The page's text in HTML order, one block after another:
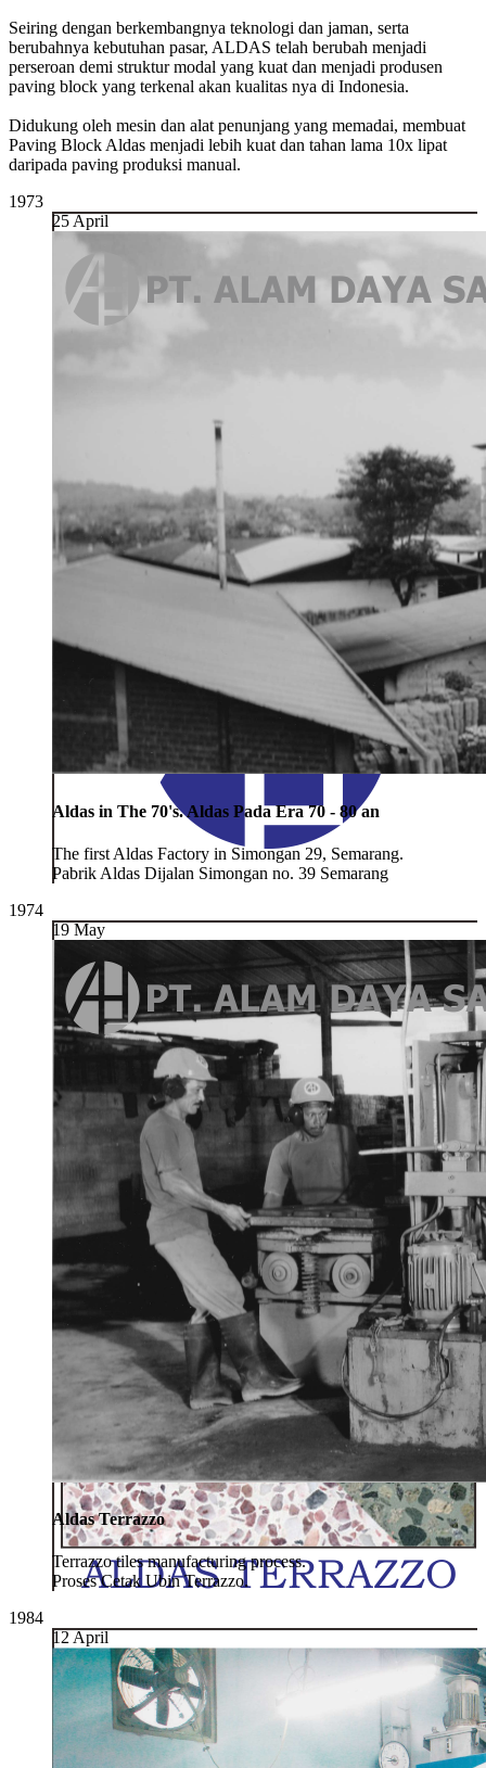
Seiring dengan berkembangnya teknologi dan jaman, serta
berubahnya kebutuhan pasar, ALDAS telah berubah menjadi
perseroan demi struktur modal yang kuat dan menjadi produsen
paving block yang terkenal akan kualitas nya di Indonesia.
Didukung oleh mesin dan alat penunjang yang memadai, membuat
Paving Block Aldas menjadi lebih kuat dan tahan lama 10x lipat
daripada paving produksi manual.
1973
25 April
Aldas in The 70's. Aldas Pada Era 70 - 80 an
The first Aldas Factory in Simongan 29, Semarang.
Pabrik Aldas Dijalan Simongan no. 39 Semarang
1974
19 May
Aldas Terrazzo
Terrazzo tiles manufacturing process.
Proses Cetak Ubin Terrazzo.
1984
12 April